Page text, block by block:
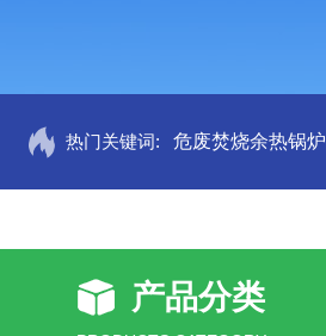
热门关键词: 危废焚烧余热锅炉
产品分类